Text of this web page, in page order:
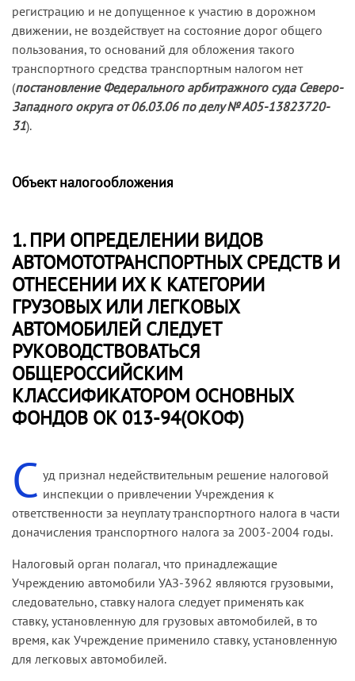
регистрацию и не допущенное к участию в дорожном
движении, не воздействует на состояние дорог общего
пользования, то оснований для обложения такого
транспортного средства транспортным налогом нет
(постановление Федерального арбитражного суда Северо-
Западного округа от 06.03.06 по делу № А05-13823720-
31).
Объект налогообложения
1. ПРИ ОПРЕДЕЛЕНИИ ВИДОВ
АВТОМОТОТРАНСПОРТНЫХ СРЕДСТВ И
ОТНЕСЕНИИ ИХ К КАТЕГОРИИ
ГРУЗОВЫХ ИЛИ ЛЕГКОВЫХ
АВТОМОБИЛЕЙ СЛЕДУЕТ
РУКОВОДСТВОВАТЬСЯ
ОБЩЕРОССИЙСКИМ
КЛАССИФИКАТОРОМ ОСНОВНЫХ
ФОНДОВ ОК 013-94(ОКОФ)
С уд признал недействительным решение налоговой
инспекции о привлечении Учреждения к
ответственности за неуплату транспортного налога в части
доначисления транспортного налога за 2003-2004 годы.
Налоговый орган полагал, что принадлежащие
Учреждению автомобили УАЗ-3962 являются грузовыми,
следовательно, ставку налога следует применять как
ставку, установленную для грузовых автомобилей, в то
время, как Учреждение применило ставку, установленную
для легковых автомобилей.